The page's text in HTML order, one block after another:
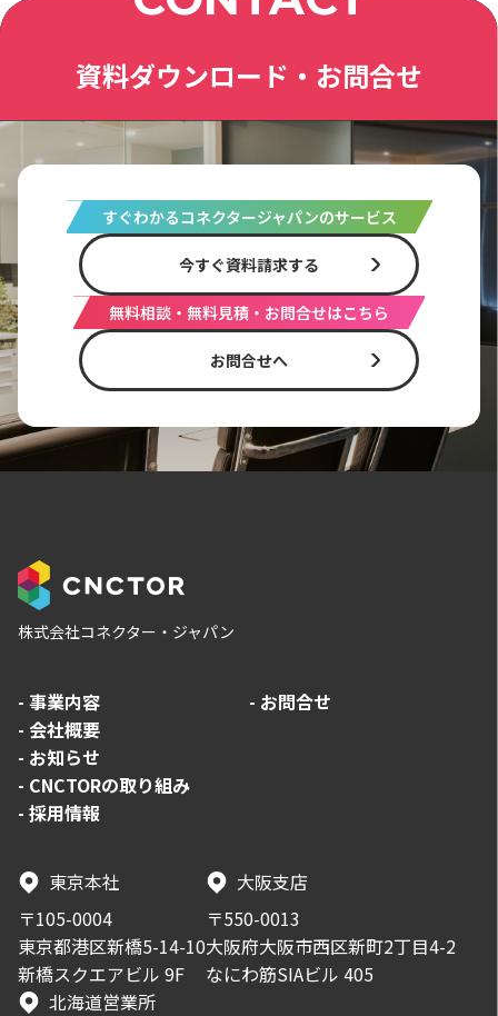
資料ダウンロード・お問合せ
すぐわかるコネクタージャパンのサービス
今すぐ資料請求する
無料相談・無料見積・お問合せはこちら
お問合せへ
株式会社コネクター・ジャパン
東京本社
〒105-0004
東京都港区新橋5-14-10
新橋スクエアビル 9F
大阪支店
〒550-0013
大阪府大阪市西区新町2丁目4-2
なにわ筋SIAビル 405
北海道営業所
- 事業内容
- 会社概要
- お知らせ
- CNCTORの取り組み
- 採用情報
- お問合せ